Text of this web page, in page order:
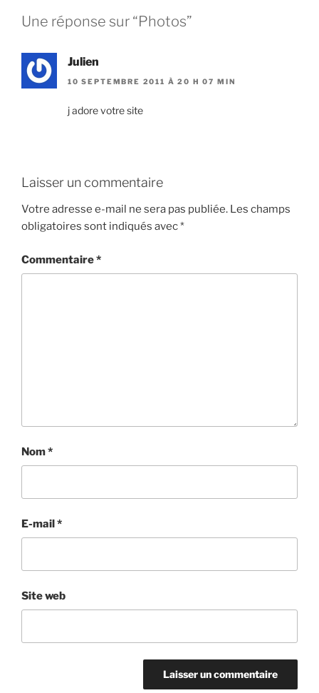
Une réponse sur “Photos”
Julien
10 SEPTEMBRE 2011 À 20 H 07 MIN
j adore votre site
Laisser un commentaire
Votre adresse e-mail ne sera pas publiée. Les champs
obligatoires sont indiqués avec*
Commentaire*
Nom*
E-mail*
Site web